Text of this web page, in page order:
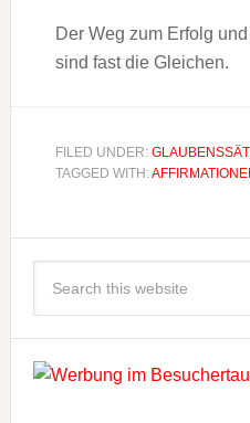
Der Weg zum Erfolg
sind fast die Gleichen.
FILED UNDER:
TAGGED WITH: